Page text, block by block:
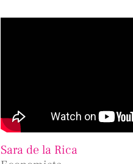
Sara de la Rica